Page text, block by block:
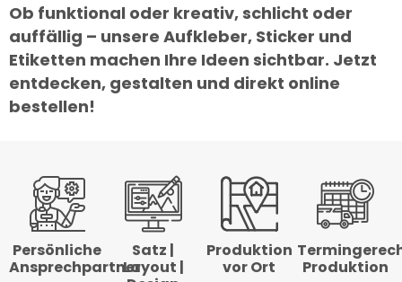
Ob funktional oder kreativ, schlicht oder
auffällig – unsere Aufkleber, Sticker und
Etiketten machen Ihre Ideen sichtbar. Jetzt
entdecken, gestalten und direkt online
bestellen!
Persönliche
Ansprechpartner
Satz |
Layout |
Produktion
vor Ort
Produktion